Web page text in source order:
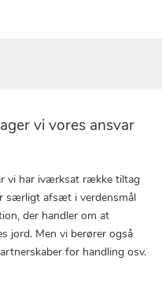
vi vores ansvar
vi har iværksat række tiltag
særligt afsæt i verdensmål
der handler om at
jord. Men vi berører også
for handling osv.